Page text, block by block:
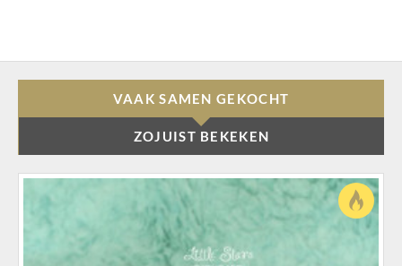
VAAK SAMEN GEKOCHT
ZOJUIST BEKEKEN